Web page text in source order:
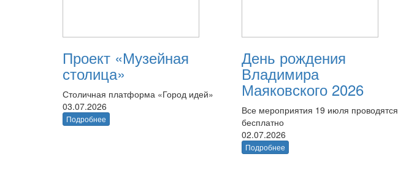
Проект «Музейная
столица»
Столичная платформа «Город идей»
03.07.2026
Подробнее
День рождения
Владимира
Маяковского 2026
Все мероприятия 19 июля проводятся
бесплатно
02.07.2026
Подробнее